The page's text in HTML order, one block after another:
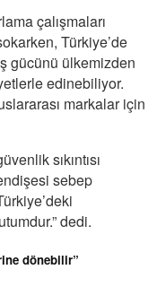
çalışmaları
Türkiye’de
gücünü ülkemizden
edinebiliyor.
markalar için
sıkıntısı
sebep
dedi.
dönebilir”